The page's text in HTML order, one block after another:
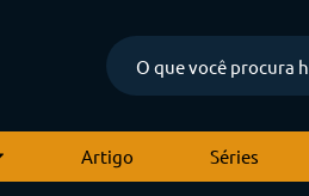
Artigo Séries